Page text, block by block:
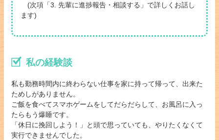
(次項「3. 先輩に進捗報告・相談する」で詳しくお話し
ます)
私の経験談
私も勤務時間内に終わらない仕事を家に持って帰って、出来た
ためしがありません。
ご飯を食べてスマホゲームをしてだらだらして、お風呂に入っ
たらもう爆睡です。
「休日に挽回しよう！」と頭で思っていても、やりたくなくて
実行できませんでした。